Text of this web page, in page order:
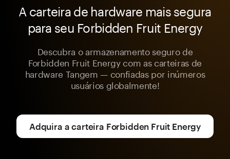
A carteira de hardware mais segura
para seu Forbidden Fruit Energy
Descubra o armazenamento seguro de
Forbidden Fruit Energy com as carteiras de
hardware Tangem — confiadas por inúmeros
usuários globalmente!
Adquira a carteira Forbidden Fruit Energy